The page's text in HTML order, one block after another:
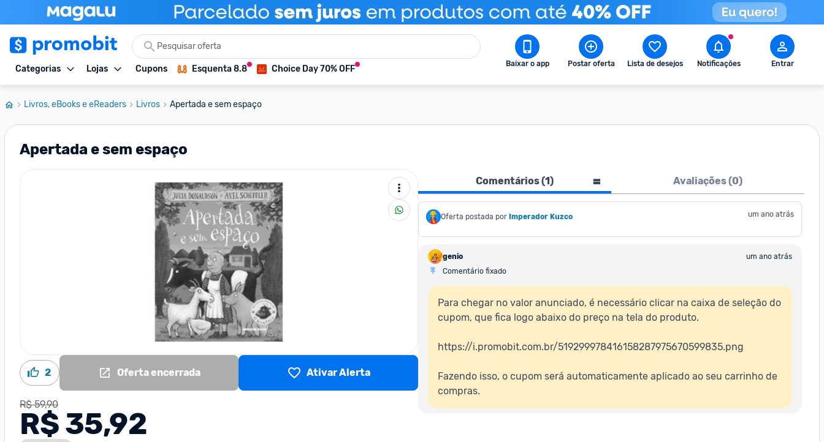
Categorias Lojas Cupons Esquenta 8.8 Choice Day 70% OFF Baixar o app Postar oferta Lista de desejos Notificações Entrar
Livros, eBooks e eReaders Livros Apertada e sem espaço
Apertada e sem espaço
2 Oferta encerrada Ativar Alerta
R$ 59,90
R$ 35,92
Comentários (1) Avaliações (0)
Oferta postada por Imperador Kuzco um ano atrás
genio
um ano atrás
Comentário fixado
Para chegar no valor anunciado, é necessário clicar na caixa de seleção do
cupom, que fica logo abaixo do preço na tela do produto.
https://i.promobit.com.br/519299978416158287975670599835.png
Fazendo isso, o cupom será automaticamente aplicado ao seu carrinho de
compras.